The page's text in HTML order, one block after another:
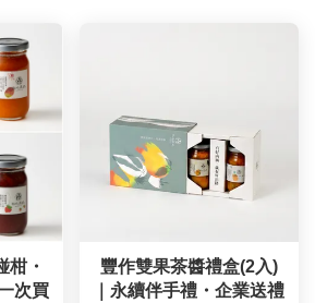
柑・
次買
豐作雙果茶醬禮盒(2入)
｜永續伴手禮・企業送禮